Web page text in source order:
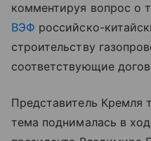
комментируя вопрос о
ВЭФ российско-
строительству
соответствующие
Представитель Кремля
тема поднималась в